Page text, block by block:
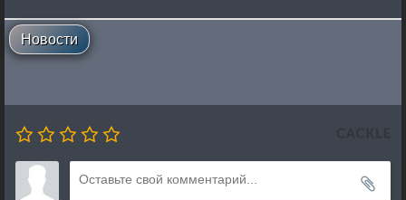
Новости